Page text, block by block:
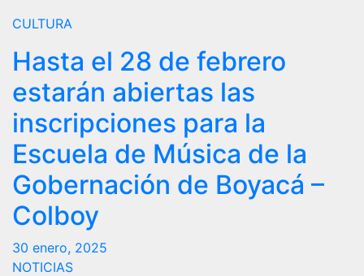
CULTURA
Hasta el 28 de febrero
estarán abiertas las
inscripciones para la
Escuela de Música de la
Gobernación de Boyacá –
Colboy
30 enero, 2025
NOTICIAS